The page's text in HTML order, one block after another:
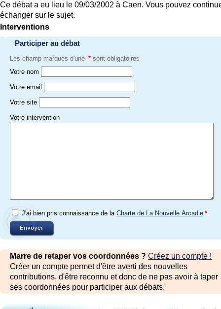
Ce débat a eu lieu le 09/03/2002 à Caen. Vous pouvez
échanger sur le sujet.
Interventions
Participer au débat
Les champ marqués d'une * sont obligatoires
Votre nom
Votre email
Votre site
Votre intervention
J'ai bien pris connaissance de la Charte de La Nouvelle Arcadie *
Marre de retaper vos coordonnées ? Créez un compte !
Créer un compte permet d'être averti des nouvelles
contributions, d'être reconnu et donc de ne pas avoir à taper
ses coordonnées pour participer aux débats.